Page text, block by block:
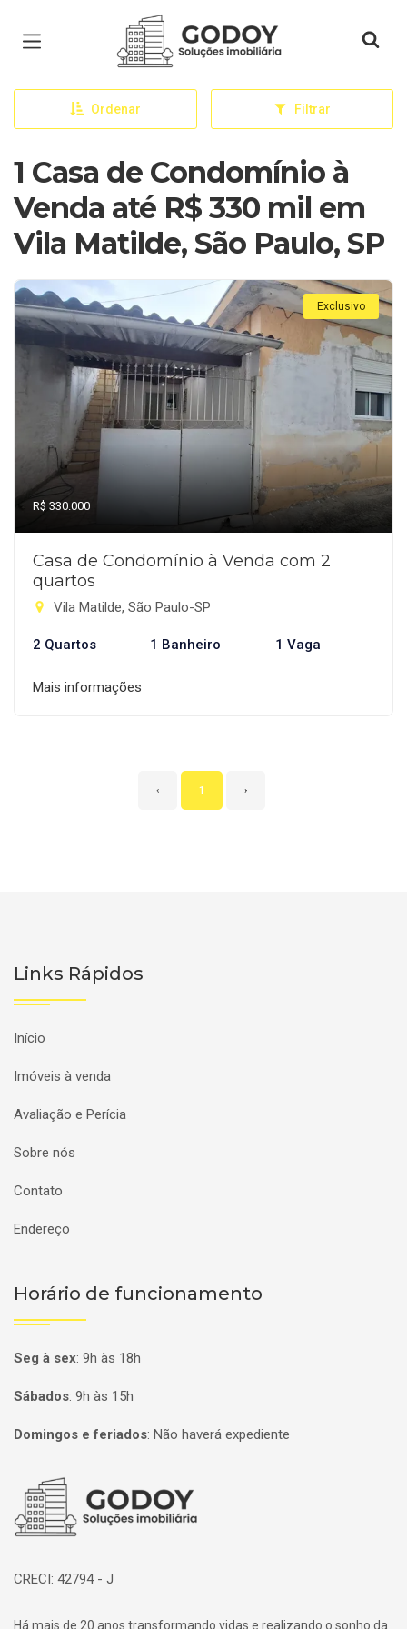
Página inicial
Ordenar Filtrar
1 Casa de Condomínio à
Venda até R$ 330 mil em
Vila Matilde, São Paulo, SP
Exclusivo
R$ 330.000
Casa de Condomínio à Venda com 2
quartos
Vila Matilde, São Paulo-SP
2 Quartos 1 Banheiro 1 Vaga
Mais informações
‹ 1 ›
Links Rápidos
Início
Imóveis à venda
Avaliação e Perícia
Sobre nós
Contato
Endereço
Horário de funcionamento
Seg à sex: 9h às 18h
Sábados: 9h às 15h
Domingos e feriados: Não haverá expediente
Página inicial
CRECI: 42794 - J
Há mais de 20 anos transformando vidas e realizando o sonho da